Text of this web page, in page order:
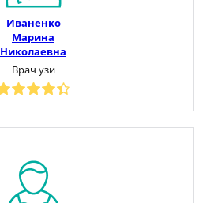
Иваненко
Марина
Николаевна
Врач узи